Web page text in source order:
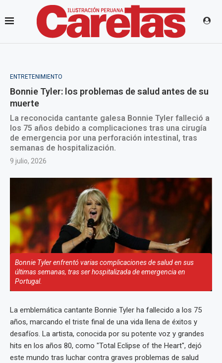
ENTRETENIMIENTO
Bonnie Tyler: los problemas de salud antes de su
muerte
La reconocida cantante galesa Bonnie Tyler falleció a
los 75 años debido a complicaciones tras una cirugía
de emergencia por una perforación intestinal, tras
semanas de hospitalización.
9 julio, 2026
Bonnie Tyler enfrentó varias complicaciones de salud en sus
últimas semanas, tras ser hospitalizada de emergencia en
Portugal.
La emblemática cantante Bonnie Tyler ha fallecido a los 75
años, marcando el triste final de una vida llena de éxitos y
desafíos. La artista, conocida por su potente voz y grandes
hits en los años 80, como "Total Eclipse of the Heart", dejó
este mundo tras luchar contra graves problemas de salud